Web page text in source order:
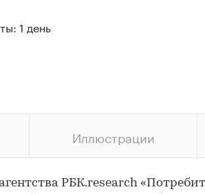
1 день
Иллюстрации
РБК.research